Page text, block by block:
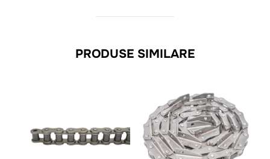
PRODUSE SIMILARE